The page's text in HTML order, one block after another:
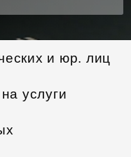
и юр. лиц
услуги